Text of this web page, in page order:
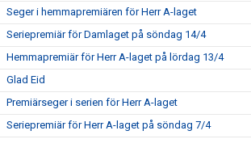
Seger i hemmapremiären för Herr A-laget
Seriepremiär för Damlaget på söndag 14/4
Hemmapremiär för Herr A-laget på lördag 13/4
Glad Eid
Premiärseger i serien för Herr A-laget
Seriepremiär för Herr A-laget på söndag 7/4